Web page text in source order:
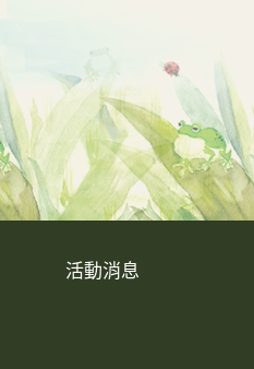
活動消息